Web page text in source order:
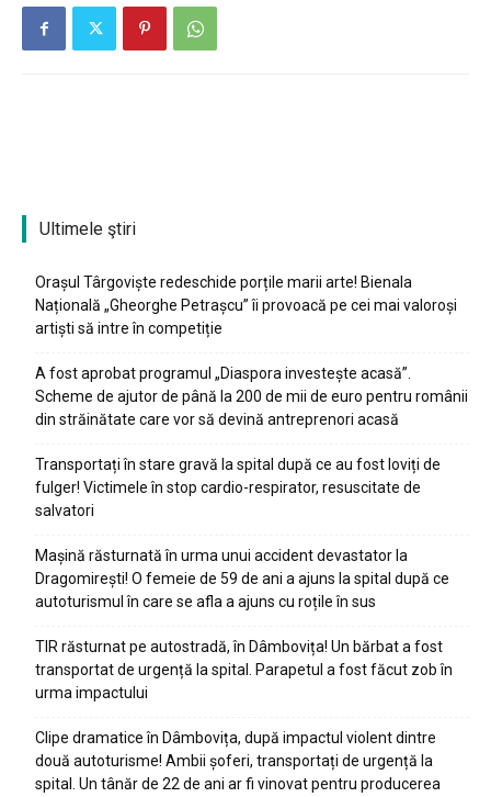
Ultimele ştiri
Orașul Târgoviște redeschide porțile marii arte! Bienala
Națională „Gheorghe Petrașcu” îi provoacă pe cei mai valoroși
artiști să intre în competiție
A fost aprobat programul „Diaspora investește acasă”.
Scheme de ajutor de până la 200 de mii de euro pentru românii
din străinătate care vor să devină antreprenori acasă
Transportați în stare gravă la spital după ce au fost loviți de
fulger! Victimele în stop cardio-respirator, resuscitate de
salvatori
Mașină răsturnată în urma unui accident devastator la
Dragomirești! O femeie de 59 de ani a ajuns la spital după ce
autoturismul în care se afla a ajuns cu roțile în sus
TIR răsturnat pe autostradă, în Dâmbovița! Un bărbat a fost
transportat de urgență la spital. Parapetul a fost făcut zob în
urma impactului
Clipe dramatice în Dâmbovița, după impactul violent dintre
două autoturisme! Ambii șoferi, transportați de urgență la
spital. Un tânăr de 22 de ani ar fi vinovat pentru producerea